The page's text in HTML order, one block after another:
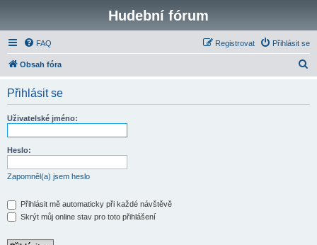
Hudební fórum
FAQ Přihlásit se
Registrovat
Obsah fóra
Přihlásit se
Uživatelské jméno:
Heslo:
Zapomněl(a) jsem heslo
Přihlásit mě automaticky při každé návštěvě
Skrýt můj online stav pro toto přihlášení